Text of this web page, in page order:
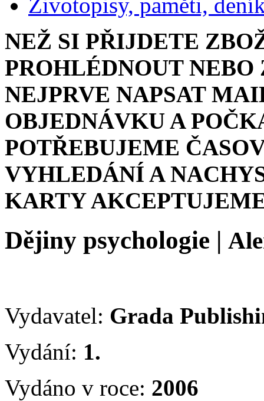
NEŽ SI PŘIJDETE
PROHLÉDNOUT
NEJPRVE NAPSAT
OBJEDNÁVKU A
POTŘEBUJEME
VYHLEDÁNÍ A
KARTY
Dějiny psychologie |
Vydavatel: Grada
Vydání: 1.
Vydáno v roce: 2006